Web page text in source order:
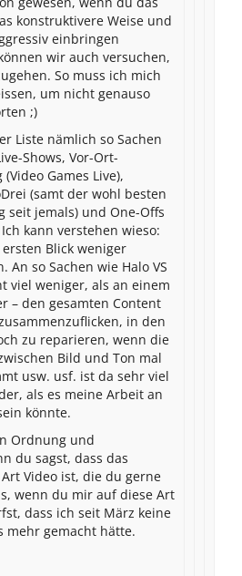
konstruktivere Weise und
einbringen
wir auch versuchen,
So muss ich mich
um nicht genauso
;)
Liste nämlich so Sachen
Shows, Vor-Ort-
Games Live),
(samt der wohl besten
seit jemals) und One-Offs
kann verstehen wieso:
Blick weniger
An so Sachen wie Halo VS
viel weniger, als an einem
– den gesamten Content
in den
zu reparieren, wenn die
Bild und Ton mal
usw. usf. ist da sehr viel
als es meine Arbeit an
könnte.
Ordnung und
du sagst, dass das
Video ist, die du gerne
wenn du mir auf diese Art
dass ich seit März keine
mehr gemacht hätte.